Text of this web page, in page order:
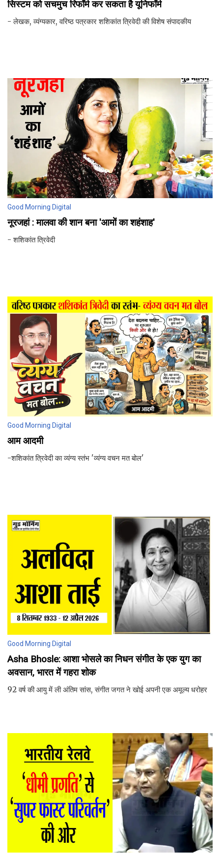
सिस्टम को सचमुच रिफॉर्म कर सकता है यूनिफॉर्म
- लेखक, व्यंग्यकार, वरिष्ठ पत्रकार शशिकांत त्रिवेदी की विशेष संपादकीय
Good Morning Digital
नूरजहां : मालवा की शान बना 'आमों का शहंशाह'
- शशिकांत त्रिवेदी
Good Morning Digital
आम आदमी
-शशिकांत त्रिवेदी का व्यंग्य स्तंभ 'व्यंग्य वचन मत बोल'
Good Morning Digital
Asha Bhosle: आशा भोसले का निधन संगीत के एक युग का
अवसान, भारत में गहरा शोक
92 वर्ष की आयु में ली अंतिम सांस, संगीत जगत ने खोई अपनी एक अमूल्य धरोहर